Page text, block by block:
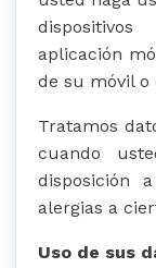
aplicación
de su móvil
Tratamos
cuando
disposición
alergias a
Uso de sus